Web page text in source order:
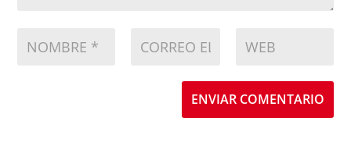
ENVIAR COMENTARIO